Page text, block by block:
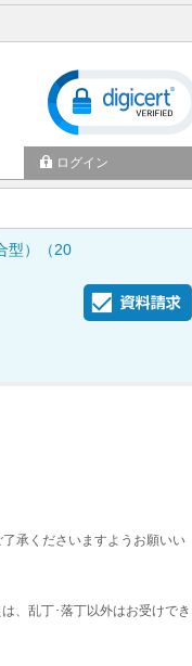
ログイン
型）（20
承くださいますようお願いい
、乱丁･落丁以外はお受けでき